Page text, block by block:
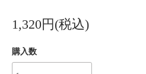
1,320円(税込)
購入数